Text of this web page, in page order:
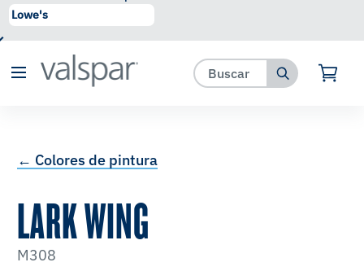
se ha agregado a favoritos.
← Colores de pintura
LARK WING
M308